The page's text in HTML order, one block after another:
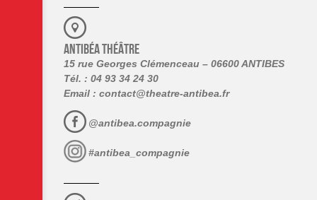
ANTIBÉA THÉÂTRE
15 rue Georges Clémenceau – 06600 ANTIBES
Tél. : 04 93 34 24 30
Email : contact@theatre-antibea.fr
@antibea.compagnie
#antibea_compagnie